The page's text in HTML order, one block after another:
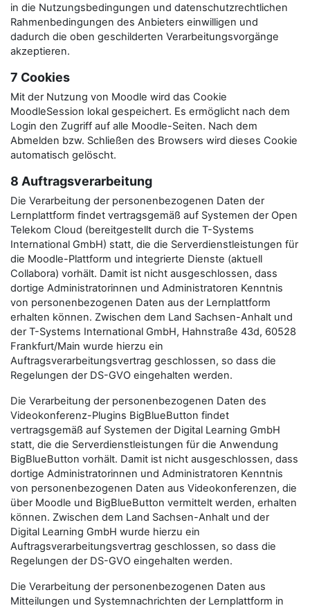
in die Nutzungsbedingungen und datenschutzrechtlichen
Rahmenbedingungen des Anbieters einwilligen und
dadurch die oben geschilderten Verarbeitungsvorgänge
akzeptieren.
7 Cookies
Mit der Nutzung von Moodle wird das Cookie
MoodleSession lokal gespeichert. Es ermöglicht nach dem
Login den Zugriff auf alle Moodle-Seiten. Nach dem
Abmelden bzw. Schließen des Browsers wird dieses Cookie
automatisch gelöscht.
8 Auftragsverarbeitung
Die Verarbeitung der personenbezogenen Daten der
Lernplattform findet vertragsgemäß auf Systemen der Open
Telekom Cloud (bereitgestellt durch die T-Systems
International GmbH) statt, die die Serverdienstleistungen für
die Moodle-Plattform und integrierte Dienste (aktuell
Collabora) vorhält. Damit ist nicht ausgeschlossen, dass
dortige Administratorinnen und Administratoren Kenntnis
von personenbezogenen Daten aus der Lernplattform
erhalten können. Zwischen dem Land Sachsen-Anhalt und
der T-Systems International GmbH, Hahnstraße 43d, 60528
Frankfurt/Main wurde hierzu ein
Auftragsverarbeitungsvertrag geschlossen, so dass die
Regelungen der DS-GVO eingehalten werden.
Die Verarbeitung der personenbezogenen Daten des
Videokonferenz-Plugins BigBlueButton findet
vertragsgemäß auf Systemen der Digital Learning GmbH
statt, die die Serverdienstleistungen für die Anwendung
BigBlueButton vorhält. Damit ist nicht ausgeschlossen, dass
dortige Administratorinnen und Administratoren Kenntnis
von personenbezogenen Daten aus Videokonferenzen, die
über Moodle und BigBlueButton vermittelt werden, erhalten
können. Zwischen dem Land Sachsen-Anhalt und der
Digital Learning GmbH wurde hierzu ein
Auftragsverarbeitungsvertrag geschlossen, so dass die
Regelungen der DS-GVO eingehalten werden.
Die Verarbeitung der personenbezogenen Daten aus
Mitteilungen und Systemnachrichten der Lernplattform in